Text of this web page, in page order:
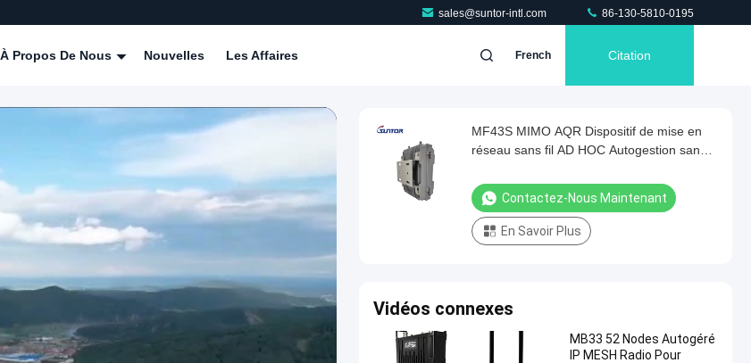
sales@suntor-intl.com 86-130-5810-0195
À Propos De Nous Nouvelles Les Affaires French Citation
MF43S MIMO AQR Dispositif de mise en
réseau sans fil AD HOC Autogestion sans
Contactez-Nous Maintenant
En Savoir Plus
Vidéos connexes
MB33 52 Nodes Autogéré
IP MESH Radio Pour